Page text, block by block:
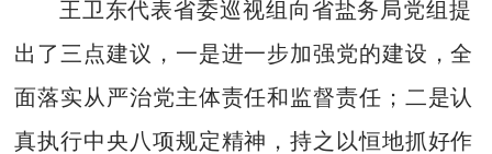
王卫东代表省委巡视组向省盐务局党组提
出了三点建议，一是进一步加强党的建设，全
面落实从严治党主体责任和监督责任；二是认
真执行中央八项规定精神，持之以恒地抓好作